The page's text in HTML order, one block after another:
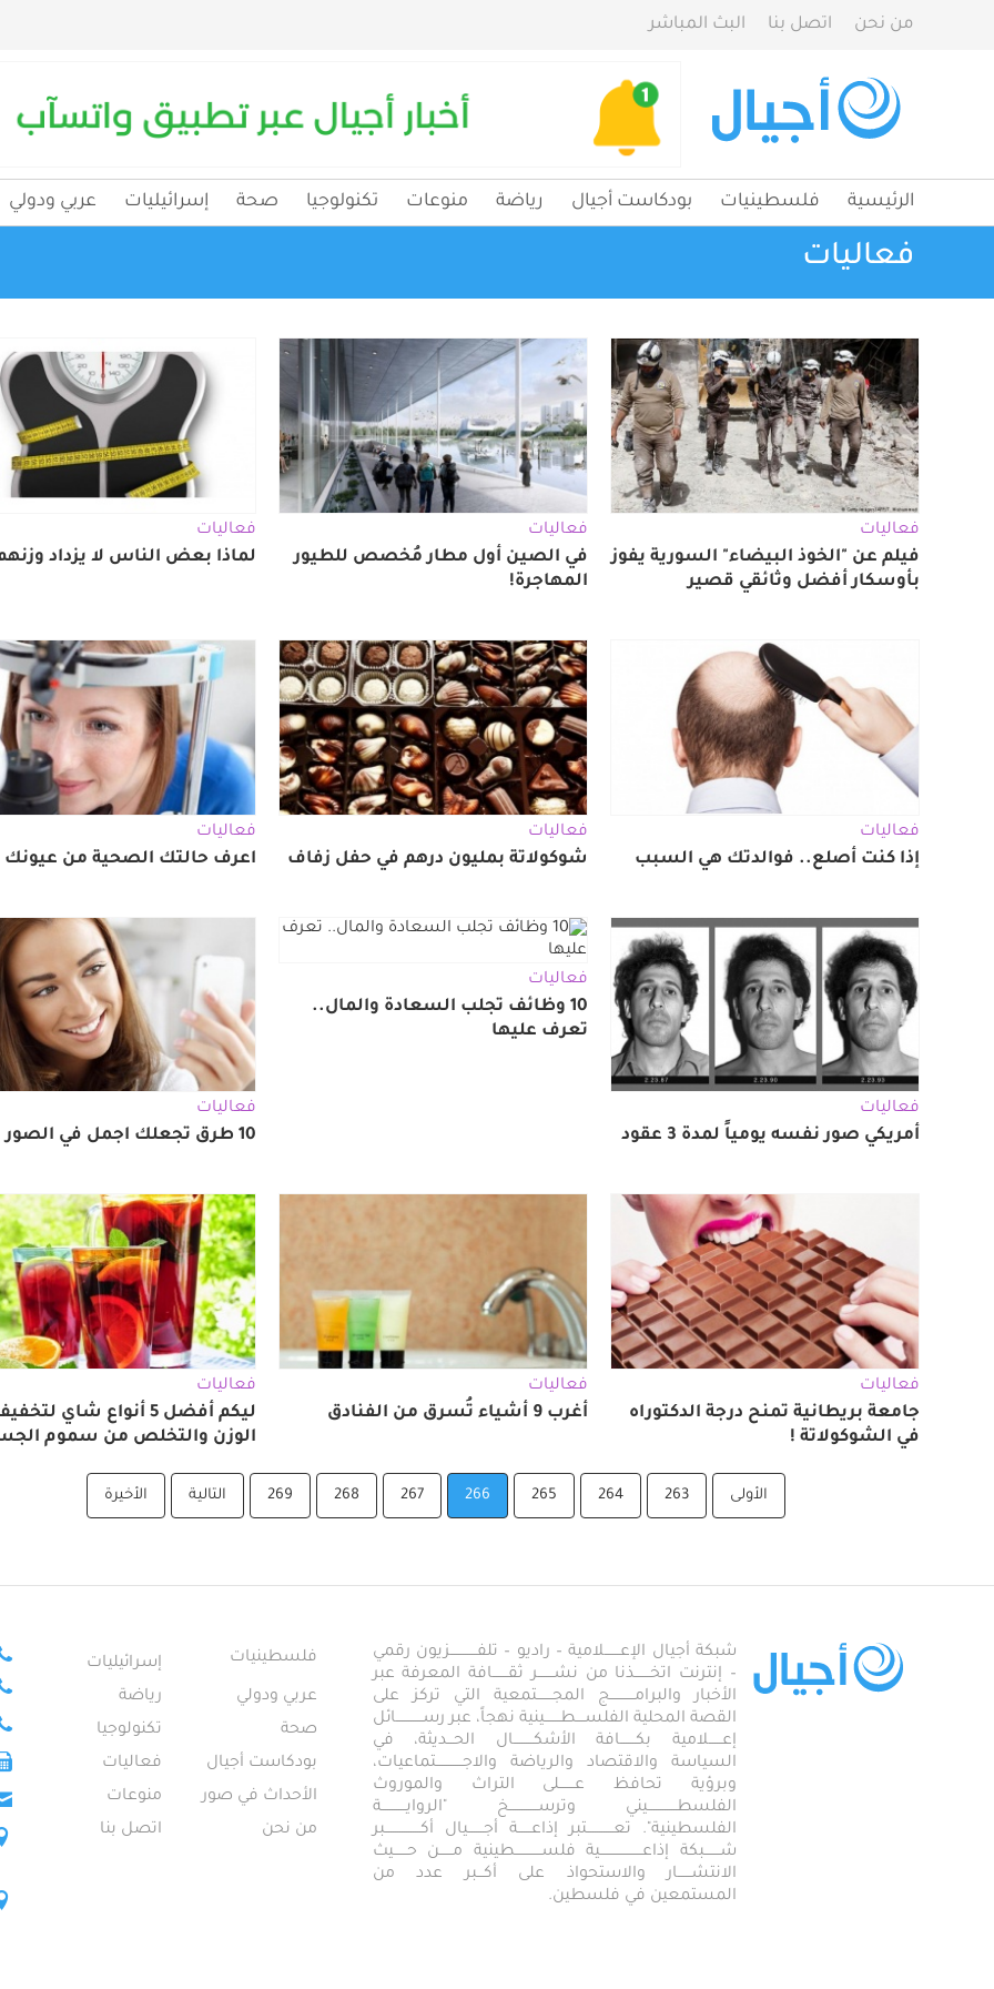
من نحن اتصل بنا البث المباشر
الرئيسية فلسطينيات بودكاست أجيال رياضة منوعات تكنولوجيا صحة إسرائيليات عربي ودولي
فعاليات
فعاليات
فيلم عن "الخوذ البيضاء" السورية يفوز
بأوسكار أفضل وثائقي قصير
فعاليات
في الصين أول مطار مُخصص للطيور
المهاجرة!
فعاليات
لماذا بعض الناس لا يزداد وزنهم
فعاليات
إذا كنت أصلع.. فوالدتك هي السبب
فعاليات
شوكولاتة بمليون درهم في حفل زفاف
فعاليات
اعرف حالتك الصحية من عيونك
فعاليات
أمريكي صور نفسه يومياً لمدة 3 عقود
فعاليات
10 وظائف تجلب السعادة والمال..
تعرف عليها
فعاليات
10 طرق تجعلك اجمل في الصور
فعاليات
جامعة بريطانية تمنح درجة الدكتوراه
في الشوكولاتة !
فعاليات
أغرب 9 أشياء تُسرق من الفنادق
فعاليات
ليكم أفضل 5 أنواع شاي
الوزن والتخلص من سموم
الأولى 263
264
265
266
267
268
269 التالية الأخيرة
شبكة أجيال الإعـــــــلامية – راديو – تلفــــــــــــزيون رقمي
– إنترنت اتخـــــــذنا من نشـــــــر ثقـــــــافة المعرفة عبر
الأخبار والبرامـــــــــــج المجـــــــتمعية التي تركز على
القصة المحلية الفلســــطـــــــينية نهجاً، عبر رســــــــــــائل
إعــــــلامية بكـــــــافة الأشكـــــــــال الحـــديثة، في
السياسة والاقتصاد والرياضة والاجــــــــــــتماعيات،
وبرؤية تحافظ عـــــــلى التراث والموروث
الفلسطـــــــــــــيني وترســـــــــــــخ "الروايـــــــــــة
الفلسطينية". تعــــــــــــتبر إذاعــــــة أجـــــــيال أكــــــــــــــــبر
شـــــــبكة إذاعـــــــــــــــــــية فلســــــــــــطينية مــــــن حــــــيث
الانتشــــــار والاستحواذ على أكـــبر عدد من
المستمعين في فلسطين.
فلسطينيات
إسرائيليات
عربي ودولي
رياضة
صحة
تكنولوجيا
بودكاست أجيال
فعاليات
الأحداث في صور
منوعات
من نحن
اتصل بنا